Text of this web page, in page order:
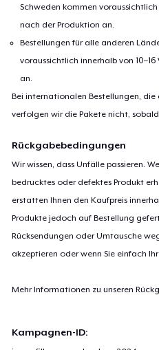
Schweden kommen
nach der Produktion an.
Bestellungen für alle anderen
voraussichtlich innerhalb von
an.
Bei internationalen Bestellungen, die
verfolgen wir die Pakete nicht,
Rückgabebedingungen
Wir wissen, dass Unfälle passieren.
bedrucktes oder defektes Produkt
erstatten Ihnen den Kaufpreis
Produkte jedoch auf Bestellung
Rücksendungen oder Umtausche
akzeptieren oder wenn Sie einfach
Mehr Informationen zu unseren
Kampagnen-ID: